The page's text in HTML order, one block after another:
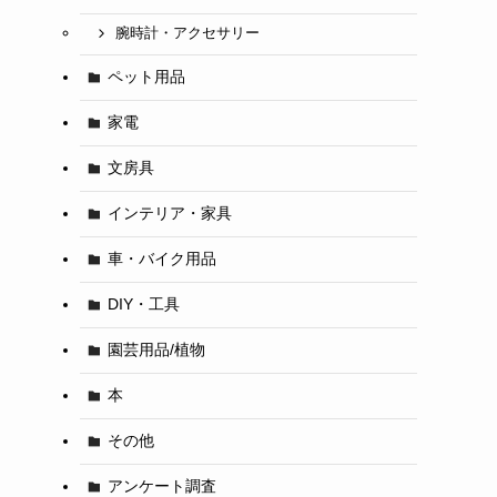
腕時計・アクセサリー
ペット用品
家電
文房具
インテリア・家具
車・バイク用品
DIY・工具
園芸用品/植物
本
その他
アンケート調査